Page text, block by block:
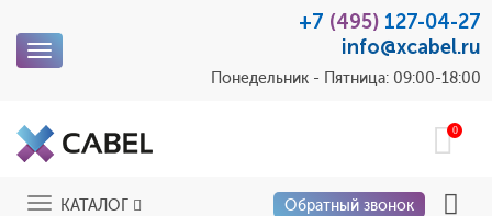
Toggle
+7 (495) 127-04-27
info@xcabel.ru
Понедельник - Пятница: 09:00-18:00
0
ToggleКАТАЛОГ Обратный звонок